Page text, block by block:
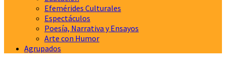
Efemérides Culturales
Espectáculos
Poesía, Narrativa y Ensayos
Arte con Humor
Agrupados